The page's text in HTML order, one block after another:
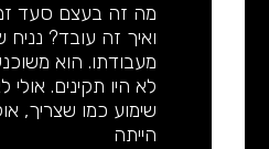
מה זה בעצם סעד
ואיך זה עובד?
מעבודתו. הוא
לא היו תקינים. אולי
שימוע כמו שצריך,
הייתה